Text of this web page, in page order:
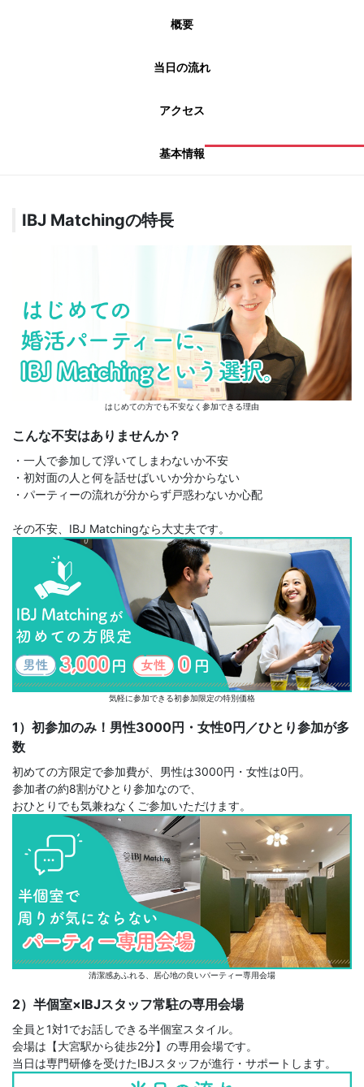
概要
当日の流れ
アクセス
基本情報
IBJ Matchingの特長
はじめての方でも不安なく参加できる理由
こんな不安はありませんか？
・一人で参加して浮いてしまわないか不安
・初対面の人と何を話せばいいか分からない
・パーティーの流れが分からず戸惑わないか心配
その不安、IBJ Matchingなら大丈夫です。
気軽に参加できる初参加限定の特別価格
1）初参加のみ！男性3000円・女性0円／ひとり参加が多
数
初めての方限定で参加費が、男性は3000円・女性は0円。
参加者の約8割がひとり参加なので、
おひとりでも気兼ねなくご参加いただけます。
清潔感あふれる、居心地の良いパーティー専用会場
2）半個室×IBJスタッフ常駐の専用会場
全員と1対1でお話しできる半個室スタイル。
会場は【大宮駅から徒歩2分】の専用会場です。
当日は専門研修を受けたIBJスタッフが進行・サポートします。